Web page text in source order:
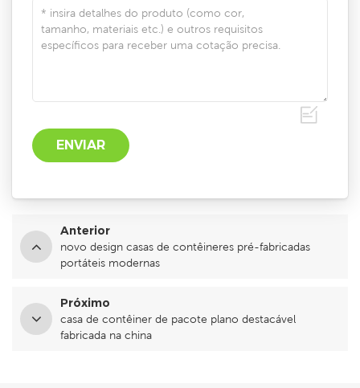
Anterior
novo design casas de contêineres pré-fabricadas
portáteis modernas
Próximo
casa de contêiner de pacote plano destacável
fabricada na china